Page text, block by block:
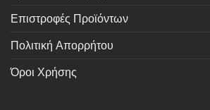
Επιστροφές Προϊόντων
Πολιτική Απορρήτου
Όροι Χρήσης